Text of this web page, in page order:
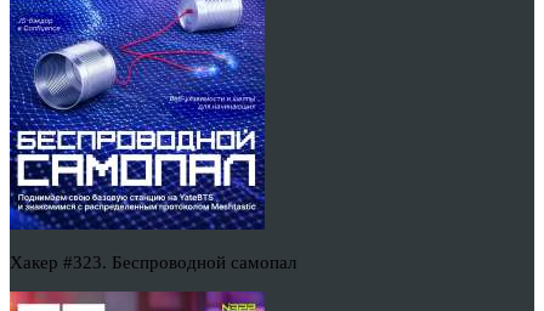
Хакер #323. Беспроводной самопал